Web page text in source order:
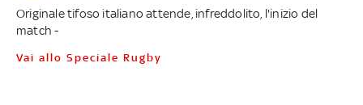
Originale tifoso italiano attende, infreddolito, l'inizio del
match -
Vai allo Speciale Rugby